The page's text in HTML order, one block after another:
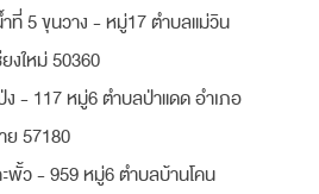
ที่ 5 ขุนวาง - หมู่17 ตำบลแม่วิน
งใหม่ 50360
ง - 117 หมู่6 ตำบลป่าแดด อำเภอ
ย 57180
พั้ว - 959 หมู่6 ตำบลบ้านโคน